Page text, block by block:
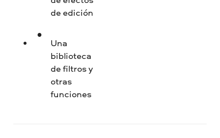
de edición
Una
biblioteca
de filtros y
otras
funciones